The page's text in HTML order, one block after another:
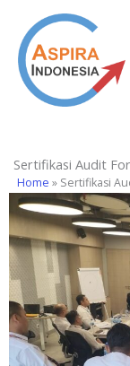
konten
Sertifikasi Audit
Home » Sertifikasi